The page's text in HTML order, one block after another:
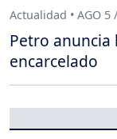
Actualidad • AGO 5
Petro anuncia
encarcelado